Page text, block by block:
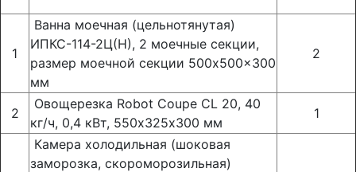
1
Ванна моечная (цельнотянутая)
ИПКС-114-2Ц(Н), 2 моечные секции,
размер моечной секции 500x500x300
мм
2
2
Овощерезка Robot Coupe CL 20, 40
кг/ч, 0,4 кВт, 550х325х300 мм
1
Камера холодильная (шоковая
заморозка, скороморозильная)